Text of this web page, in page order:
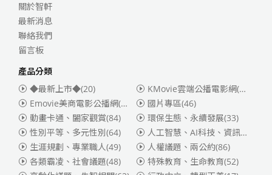
關於智軒
最新消息
聯絡我們
留言板
產品分類
◆最新上市◆(20)
KMovie雲端公播電影網(迪士尼、福斯、索尼)
Emovie美商電影公播網(華納)
(186)
國片專區(46)
動畫卡通、闔家觀賞(84) 環保生態、永續發展(33)
性別平等、多元性別(64) 人工智慧、AI科技、資訊安全
生涯規劃、專業職人(49) 人權議題、兩公約(86)
各類霸凌、社會議題(48) 特殊教育、生命教育(52)